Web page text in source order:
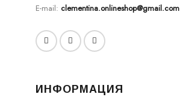
E-mail: clementina.onlineshop@gmail.com
ИНФОРМАЦИЯ